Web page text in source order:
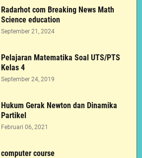
Radarhot com Breaking News Math
Science education
September 21, 2024
Pelajaran Matematika Soal UTS/PTS
Kelas 4
September 24, 2019
Hukum Gerak Newton dan Dinamika
Partikel
Februari 06, 2021
computer course